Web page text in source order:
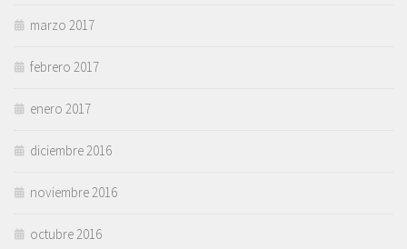
marzo 2017
febrero 2017
enero 2017
diciembre 2016
noviembre 2016
octubre 2016